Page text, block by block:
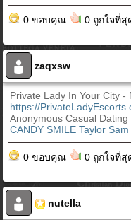
0 ขอบคุณ 0 ถูกใจที่สุ
zaqxsw
Private Lady In Your City -
https://
Anonymous Casual
CANDY SMILE Taylor Sam
0 ขอบคุณ 0 ถูกใจที่สุ
nutella